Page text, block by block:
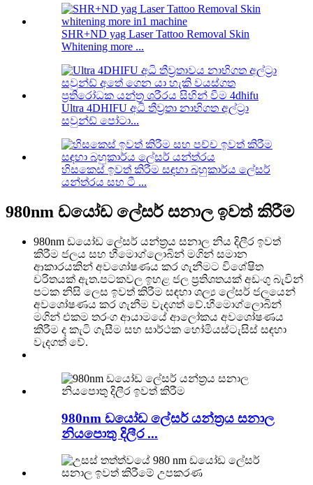
SHR+ND yag Laser Tattoo Removal Skin
Whitening more ...
Ultra 4DHIFU අධි තීව්‍රතා නාභිගත අල්ට්‍රා
සවුන්ඩ් පෝටා...
හිසකෙස් ඉවත් කිරීම සඳහා බහුකාර්ය ලේසර්
යන්ත්රය සහ ටී ...
980nm ඩයෝඩ ලේසර් සනාල ඉවත් කිරීම
980nm ඩයෝඩ ලේසර් යන්ත්‍රය සනාල නිය දිලීර ඉවත්
කිරීම ජලය සහ හීමොග්ලොබින් මගින් සමාන
ආකාරයකින් අවශෝෂණය කර ගැනීමට විශේෂිත
චරිතයක් ඇත.පටකවල ඉහළ ජල ප්‍රතිශතයක් අඩංගු බැවින්
පටක නිසි ලෙස ඉවත් කිරීම සඳහා ශල්‍ය ලේසර් ජලයෙන්
අවශෝෂණය කර ගැනීම වැදගත් වේ.හීමොග්ලොබින්
මගින් එකම තරංග ආයාමයේ ආලෝකය අවශෝෂණය
කිරීම ද කැටි ගැසීම සහ සාර්ථක හෝමියස්ටැසිස් සඳහා
වැදගත් වේ.
980nm ඩයෝඩ ලේසර් යන්ත්‍රය සනාල
නියපොතු දිලීර ...